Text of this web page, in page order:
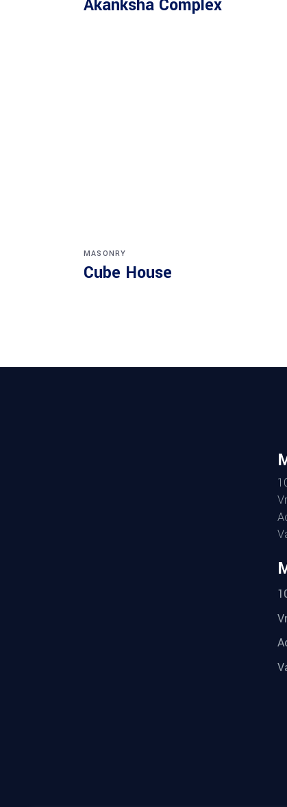
Akanksha Complex
MASONRY
Cube House